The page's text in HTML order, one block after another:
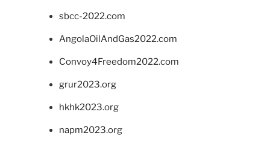
sbcc-2022.com
AngolaOilAndGas2022.com
Convoy4Freedom2022.com
grur2023.org
hkhk2023.org
napm2023.org